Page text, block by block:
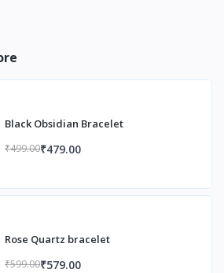
Black Obsidian Bracelet
₹499.00₹479.00
Rose Quartz bracelet
₹599.00₹579.00